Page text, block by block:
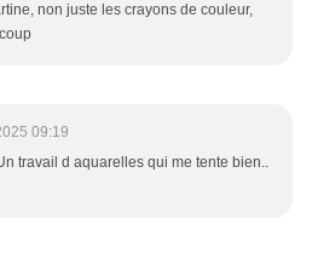
non juste les crayons de couleur,
09:19
travail d aquarelles qui me tente bien..